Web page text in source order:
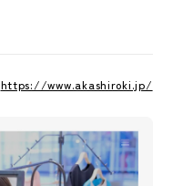
https://www.akashiroki.jp/